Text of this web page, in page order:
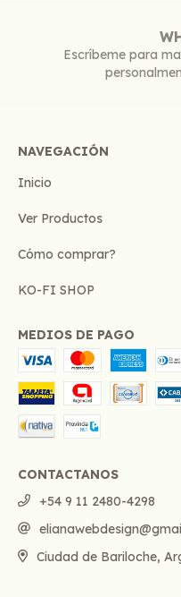
Escríbeme para
NAVEGACIÓN
Inicio
Ver Productos
Cómo comprar?
KO-FI SHOP
MEDIOS DE PAGO
CONTACTANOS
+54 9 11 2480-4298
Ciudad de Bariloche,